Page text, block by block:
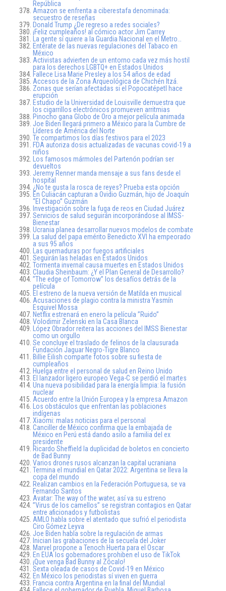
República
Amazon se enfrenta a ciberestafa denominada:
secuestro de reseñas
Donald Trump ¿De regreso a redes sociales?
¡Feliz cumpleaños! al cómico actor Jim Carrey
La gente sí quiere a la Guardia Nacional en el Metro…
Entérate de las nuevas regulaciones del Tabaco en
México
Activistas advierten de un entorno cada vez más hostil
para los derechos LGBTQ+ en Estados Unidos
Fallece Lisa Marie Presley a los 54 años de edad
Accesos de la Zona Arqueológica de Chichén Itzá.
Zonas que serían afectadas si el Popocatépetl hace
erupción
Estudio de la Universidad de Louisville demuestra que
los cigarrillos electrónicos promueven arritmias
Pinocho gana Globo de Oro a mejor película animada
Joe Biden llegará primero a México para la Cumbre de
Líderes de América del Norte
Te compartimos los días festivos para el 2023
FDA autoriza dosis actualizadas de vacunas covid-19 a
niños
Los famosos mármoles del Partenón podrían ser
devueltos
Jeremy Renner manda mensaje a sus fans desde el
hospital
¿No te gusta la rosca de reyes? Prueba esta opción
En Culiacán capturan a Ovidio Guzmán, hijo de Joaquín
“El Chapo” Guzmán
Investigación sobre la fuga de reos en Ciudad Juárez
Servicios de salud seguirán incorporándose al IMSS-
Bienestar
Ucrania planea desarrollar nuevos modelos de combate
La salud del papa emérito Benedicto XVI ha empeorado
a sus 95 años
Las quemaduras por fuegos artificiales
Seguirán las heladas en Estados Unidos
Tormenta invernal causa muertes en Estados Unidos
Claudia Sheinbaum: ¿Y el Plan General de Desarrollo?
”The edge of Tomorrow” los desafíos detrás de la
película
El estreno de la nueva versión de Matilda en musical
Acusaciones de plagio contra la ministra Yasmín
Esquivel Mossa
Netflix estrenará en enero la película ”Ruido”
Volodimir Zelenski en la Casa Blanca
López Obrador reitera las acciones del IMSS Bienestar
como un orgullo
Se concluye el traslado de felinos de la clausurada
Fundación Jaguar Negro-Tigre Blanco
Billie Eilish comparte fotos sobre su fiesta de
cumpleaños
Huelga entre el personal de salud en Reino Unido
El lanzador ligero europeo Vega-C se perdió el martes
Una nueva posibilidad para la energía limpia: la fusión
nuclear
Acuerdo entre la Unión Europea y la empresa Amazon
Los obstáculos que enfrentan las poblaciones
indígenas
Xiaomi: malas noticias para el personal
Canciller de México confirma que la embajada de
México en Perú está dando asilo a familia del ex
presidente
Ricardo Sheffield la duplicidad de boletos en concierto
de Bad Bunny
Varios drones rusos alcanzan la capital ucraniana
Termina el mundial en Qatar 2022: Argentina se lleva la
copa del mundo
Realizan cambios en la Federación Portuguesa, se va
Fernando Santos
Avatar: The way of the water, así va su estreno
”Virus de los camellos” se registran contagios en Qatar
entre aficionados y futbolistas
AMLO habla sobre el atentado que sufrió el periodista
Ciro Gómez Leyva
Joe Biden habla sobre la regulación de armas
Inician las grabaciones de la secuela del Joker
Marvel propone a Tenoch Huerta para el Oscar
En EUA los gobernadores prohiben el uso de TikTok
¡Que venga Bad Bunny al Zócalo!
Sexta oleada de casos de Covid-19 en México
En México los periodistas sí viven en guerra
Francia contra Argentina en la final del Mundial